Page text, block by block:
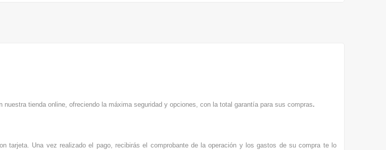
tienda online, ofreciendo la máxima seguridad y opciones, con la total garantía para sus compras.
tarjeta. Una vez realizado el pago, recibirás el comprobante de la operación y los gastos de su compra te lo